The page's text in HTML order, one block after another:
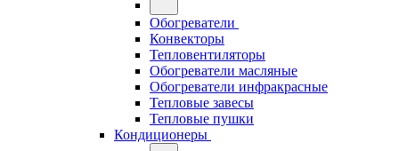
Обогреватели
Конвекторы
Тепловентиляторы
Обогреватели масляные
Обогреватели инфракрасные
Тепловые завесы
Тепловые пушки
Кондиционеры